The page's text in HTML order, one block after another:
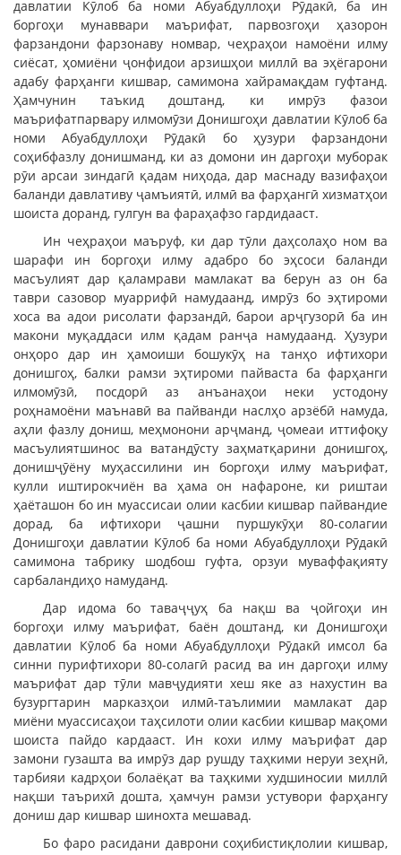
давлатии Кӯлоб ба номи Абуабдуллоҳи Рӯдакӣ, ба ин
боргоҳи мунаввари маърифат, парвозгоҳи ҳазорон
фарзандони фарзонаву номвар, чеҳраҳои намоёни илму
сиёсат, ҳомиёни ҷонфидои арзишҳои миллӣ ва эҳёгарони
адабу фарҳанги кишвар, самимона хайрамақдам гуфтанд.
Ҳамчунин таъкид доштанд, ки имрӯз фазои
маърифатпарвару илмомӯзи Донишгоҳи давлатии Кӯлоб ба
номи Абуабдуллоҳи Рӯдакӣ бо ҳузури фарзандони
соҳибфазлу донишманд, ки аз домони ин даргоҳи муборак
рӯи арсаи зиндагӣ қадам ниҳода, дар маснаду вазифаҳои
баланди давлативу ҷамъиятӣ, илмӣ ва фарҳангӣ хизматҳои
шоиста доранд, гулгун ва фараҳафзо гардидааст.
Ин чеҳраҳои маъруф, ки дар тӯли даҳсолаҳо ном ва
шарафи ин боргоҳи илму адабро бо эҳсоси баланди
масъулият дар қаламрави мамлакат ва берун аз он ба
таври сазовор муаррифӣ намудаанд, имрӯз бо эҳтироми
хоса ва адои рисолати фарзандӣ, барои арҷгузорӣ ба ин
макони муқаддаси илм қадам ранҷа намудаанд. Ҳузури
онҳоро дар ин ҳамоиши бошукӯҳ на танҳо ифтихори
донишгоҳ, балки рамзи эҳтироми пайваста ба фарҳанги
илмомӯзӣ, посдорӣ аз анъанаҳои неки устодону
роҳнамоёни маънавӣ ва пайванди наслҳо арзёбӣ намуда,
аҳли фазлу дониш, меҳмонони арҷманд, ҷомеаи иттифоқу
масъулиятшинос ва ватандӯсту заҳматқарини донишгоҳ,
донишҷӯёну муҳассилини ин боргоҳи илму маърифат,
кулли иштирокчиён ва ҳама он нафароне, ки риштаи
ҳаёташон бо ин муассисаи олии касбии кишвар пайвандие
дорад, ба ифтихори ҷашни пуршукӯҳи 80-солагии
Донишгоҳи давлатии Кӯлоб ба номи Абуабдуллоҳи Рӯдакӣ
самимона табрику шодбош гуфта, орзуи муваффақияту
сарбаландиҳо намуданд.
Дар идома бо таваҷҷуҳ ба нақш ва ҷойгоҳи ин
боргоҳи илму маърифат, баён доштанд, ки Донишгоҳи
давлатии Кӯлоб ба номи Абуабдуллоҳи Рӯдакӣ имсол ба
синни пурифтихори 80-солагӣ расид ва ин даргоҳи илму
маърифат дар тӯли мавҷудияти хеш яке аз нахустин ва
бузургтарин марказҳои илмӣ-таълимии мамлакат дар
миёни муассисаҳои таҳсилоти олии касбии кишвар мақоми
шоиста пайдо кардааст. Ин кохи илму маърифат дар
замони гузашта ва имрӯз дар рушду таҳкими неруи зеҳнӣ,
тарбияи кадрҳои болаёқат ва таҳкими худшиносии миллӣ
нақши таърихӣ дошта, ҳамчун рамзи устувори фарҳангу
дониш дар кишвар шинохта мешавад.
Бо фаро расидани даврони соҳибистиқлолии кишвар,